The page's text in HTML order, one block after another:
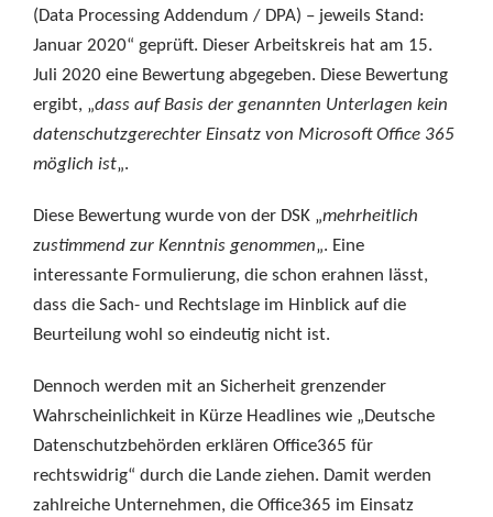
(Data Processing Addendum / DPA) – jeweils Stand:
Januar 2020“ geprüft. Dieser Arbeitskreis hat am 15.
Juli 2020 eine Bewertung abgegeben. Diese Bewertung
ergibt, „dass auf Basis der genannten Unterlagen kein
datenschutzgerechter Einsatz von Microsoft Office 365
möglich ist„.
Diese Bewertung wurde von der DSK „mehrheitlich
zustimmend zur Kenntnis genommen„. Eine
interessante Formulierung, die schon erahnen lässt,
dass die Sach- und Rechtslage im Hinblick auf die
Beurteilung wohl so eindeutig nicht ist.
Dennoch werden mit an Sicherheit grenzender
Wahrscheinlichkeit in Kürze Headlines wie „Deutsche
Datenschutzbehörden erklären Office365 für
rechtswidrig“ durch die Lande ziehen. Damit werden
zahlreiche Unternehmen, die Office365 im Einsatz